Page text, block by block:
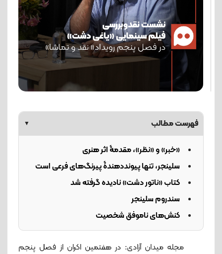
فهرست مطالب ▼
«خبر» و «نظر»، مقدمۀ اثر هنری
سلینجر، تنها پیوند‌دهندۀ پیرنگ‌های فرعی است
کتاب «ناتور دشت» نادیده گرفته شد
سندروم سلینجر
کنش‌های ناموفق شخصیت
مجله میدان آزادی: در هفتمین اکران از فصل پنجم